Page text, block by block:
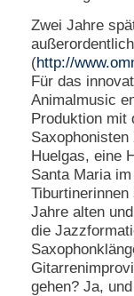
Zwei Jahre
(http://
Für das
Animalmusic
Produktion mit
Huelgas, eine
Santa Maria
Jahre alten
die
gehen? Ja,